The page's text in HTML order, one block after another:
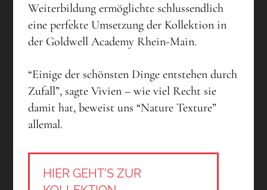
Weiterbildung ermöglichte schlussendlich
eine perfekte Umsetzung der Kollektion in
der Goldwell Academy Rhein-Main.
“Einige der schönsten Dinge entstehen durch
Zufall”, sagte Vivien – wie viel Recht sie
damit hat, beweist uns “Nature Texture”
allemal.
HIER GEHT'S ZUR